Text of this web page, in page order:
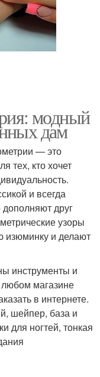
модный
дам
— это
тех, кто хочет
и всегда
дополняют друг
узоры
изюминку и делают
инструменты и
магазине
в интернете.
шейпер, база и
для ногтей, тонкая